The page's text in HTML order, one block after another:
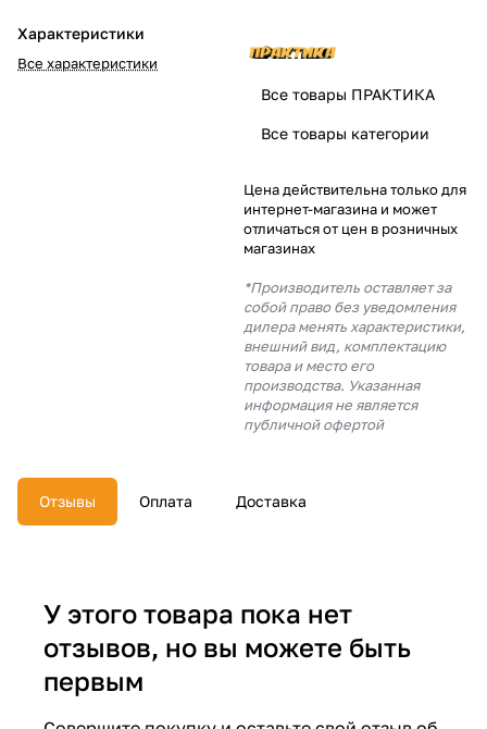
Характеристики
Все характеристики
Все товары ПРАКТИКА
Все товары категории
Цена действительна только для
интернет-магазина и может
отличаться от цен в розничных
магазинах
*Производитель оставляет за
собой право без уведомления
дилера менять характеристики,
внешний вид, комплектацию
товара и место его
производства. Указанная
информация не является
публичной офертой
Отзывы Оплата Доставка
У этого товара пока нет
отзывов, но вы можете быть
первым
Оплачивайте сегодня только
% картой любого банка
% будут
с вашей карты
недели